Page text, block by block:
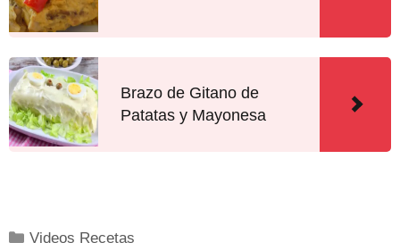
Brazo de Gitano de
Patatas y Mayonesa
Videos Recetas